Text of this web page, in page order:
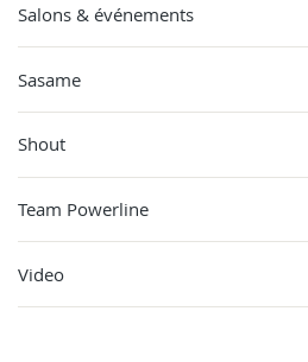
Salons & événements
Sasame
Shout
Team Powerline
Video